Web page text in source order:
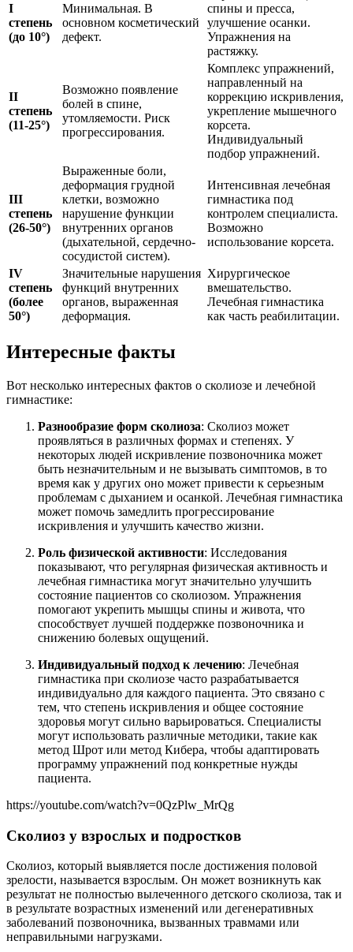
I
степень
(до 10°)
Минимальная. В
основном косметический
дефект.
спины и пресса,
улучшение осанки.
Упражнения на
растяжку.
II
степень
(11-25°)
Возможно появление
болей в спине,
утомляемости. Риск
прогрессирования.
Комплекс упражнений,
направленный на
коррекцию искривления,
укрепление мышечного
корсета.
Индивидуальный
подбор упражнений.
III
степень
(26-50°)
Выраженные боли,
деформация грудной
клетки, возможно
нарушение функции
внутренних органов
(дыхательной, сердечно-
сосудистой систем).
Интенсивная лечебная
гимнастика под
контролем специалиста.
Возможно
использование корсета.
IV
степень
(более
50°)
Значительные нарушения
функций внутренних
органов, выраженная
деформация.
Хирургическое
вмешательство.
Лечебная гимнастика
как часть реабилитации.
Интересные факты
Вот несколько интересных фактов о сколиозе и лечебной
гимнастике:
Разнообразие форм сколиоза: Сколиоз может
проявляться в различных формах и степенях. У
некоторых людей искривление позвоночника может
быть незначительным и не вызывать симптомов, в то
время как у других оно может привести к серьезным
проблемам с дыханием и осанкой. Лечебная гимнастика
может помочь замедлить прогрессирование
искривления и улучшить качество жизни.
Роль физической активности: Исследования
показывают, что регулярная физическая активность и
лечебная гимнастика могут значительно улучшить
состояние пациентов со сколиозом. Упражнения
помогают укрепить мышцы спины и живота, что
способствует лучшей поддержке позвоночника и
снижению болевых ощущений.
Индивидуальный подход к лечению: Лечебная
гимнастика при сколиозе часто разрабатывается
индивидуально для каждого пациента. Это связано с
тем, что степень искривления и общее состояние
здоровья могут сильно варьироваться. Специалисты
могут использовать различные методики, такие как
метод Шрот или метод Кибера, чтобы адаптировать
программу упражнений под конкретные нужды
пациента.
https://youtube.com/watch?v=0QzPlw_MrQg
Сколиоз у взрослых и подростков
Сколиоз, который выявляется после достижения половой
зрелости, называется взрослым. Он может возникнуть как
результат не полностью вылеченного детского сколиоза, так и
в результате возрастных изменений или дегенеративных
заболеваний позвоночника, вызванных травмами или
неправильными нагрузками.